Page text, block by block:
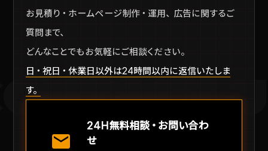
お見積り・ホームページ制作・運用、広告に関するご
質問まで、
どんなことでもお気軽にご相談ください。
日・祝日・休業日以外は24時間以内に返信いたしま
す。
mail
24H無料相談・お問い合わ
せ